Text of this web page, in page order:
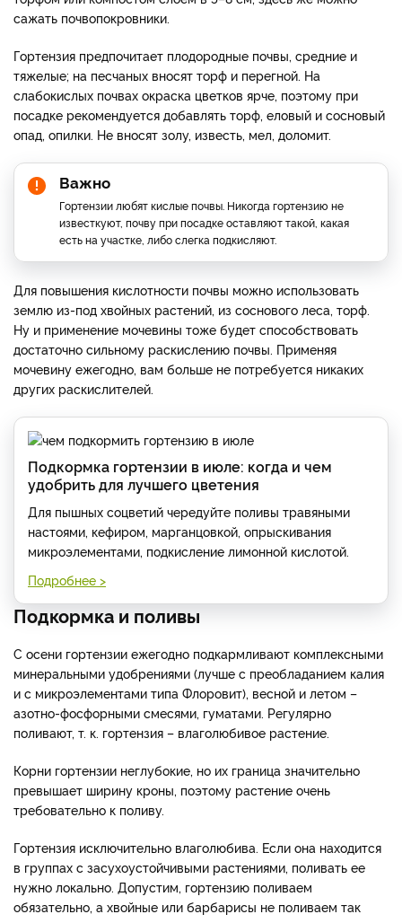
цветения.
При посадке между растениями оставляют 70–150 см, в
зависимости от сорта. Приствольные круги мульчируют
торфом или компостом слоем в 5–8 см, здесь же можно
сажать почвопокровники.
Гортензия предпочитает плодородные почвы, средние и
тяжелые; на песчаных вносят торф и перегной. На
слабокислых почвах окраска цветков ярче, поэтому при
посадке рекомендуется добавлять торф, еловый и сосновый
опад, опилки. Не вносят золу, известь, мел, доломит.
Важно
Гортензии любят кислые почвы. Никогда гортензию не
известкуют, почву при посадке оставляют такой, какая
есть на участке, либо слегка подкисляют.
Для повышения кислотности почвы можно использовать
землю из-под хвойных растений, из соснового леса, торф.
Ну и применение мочевины тоже будет способствовать
достаточно сильному раскислению почвы. Применяя
мочевину ежегодно, вам больше не потребуется никаких
других раскислителей.
Подкормка гортензии в июле: когда и чем
удобрить для лучшего цветения
настоями, кефиром, марганцовкой, опрыскивания
микроэлементами, подкисление лимонной кислотой.
Подробнее >
Подкормка и поливы
С осени гортензии ежегодно подкармливают комплексными
минеральными удобрениями (лучше с преобладанием калия
и с микроэлементами типа Флоровит), весной и летом –
поливают, т. к. гортензия – влаголюбивое растение.
Корни гортензии неглубокие, но их граница значительно
превышает ширину кроны, поэтому растение очень